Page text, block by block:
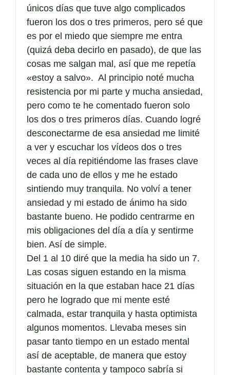
únicos días que tuve algo complicados
fueron los dos o tres primeros, pero sé que
es por el miedo que siempre me entra
(quizá deba decirlo en pasado), de que las
cosas me salgan mal, así que me repetía
«estoy a salvo». Al principio noté mucha
resistencia por mi parte y mucha ansiedad,
pero como te he comentado fueron solo
los dos o tres primeros días. Cuando logré
desconectarme de esa ansiedad me limité
a ver y escuchar los vídeos dos o tres
veces al día repitiéndome las frases clave
de cada uno de ellos y me he estado
sintiendo muy tranquila. No volví a tener
ansiedad y mi estado de ánimo ha sido
bastante bueno. He podido centrarme en
mis obligaciones del día a día y sentirme
bien. Así de simple.
Del 1 al 10 diré que la media ha sido un 7.
Las cosas siguen estando en la misma
situación en la que estaban hace 21 días
pero he logrado que mi mente esté
calmada, estar tranquila y hasta optimista
algunos momentos. Llevaba meses sin
pasar tanto tiempo en un estado mental
así de aceptable, de manera que estoy
bastante contenta y tampoco sabría si